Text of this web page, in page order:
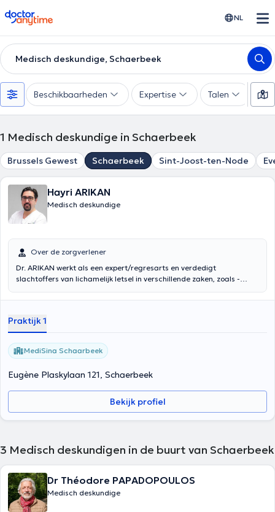
doctoranytime NL
Medisch deskundige, Schaerbeek
Beschikbaarheden Expertise Talen
1 Medisch deskundige in Schaerbeek
Brussels Gewest Schaerbeek Sint-Joost-ten-Node
Hayri ARIKAN
Medisch deskundige
Over de zorgverlener
Dr. ARIKAN werkt als een expert/regresarts en verdedigt
slachtoffers van lichamelijk letsel in verschillende zaken, zoals -
sportongevallen, enz. - medische fout - beroepsziekte - verhaal
verzekering (gewaarborgd inkomen, groepsverzekering, enz.)
Praktijk 1
MediSina Schaarbeek
Eugène Plaskylaan 121, Schaerbeek
Bekijk profiel
3 Medisch deskundigen in de buurt van Schaerbeek
Dr Théodore PAPADOPOULOS
Medisch deskundige